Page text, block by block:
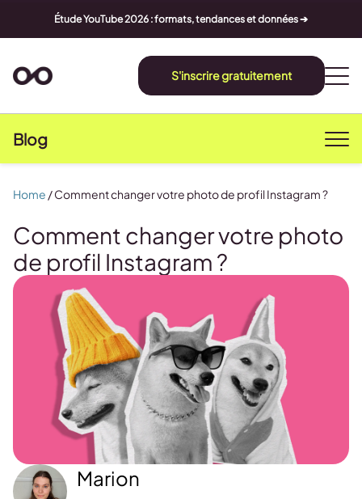
Étude YouTube 2026 : formats, tendances et données ➔
S'inscrire gratuitement
Blog
Comment changer votre photo
de profil Instagram ?
Marion
Home /Comment changer votre photo de profil Instagram ?